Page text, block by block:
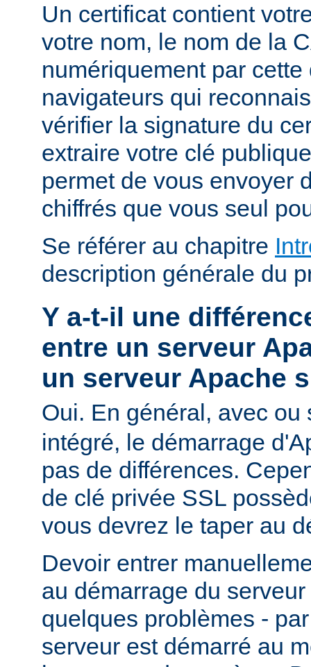
Un certificat contient
votre nom, le nom de la
numériquement par
navigateurs qui
vérifier la signature du
extraire votre clé
permet de vous envoyer
chiffrés que vous seul
Se référer au chapitre
description générale du
Y a-t-il une
entre un serveur
un serveur Apache
Oui. En général, avec
intégré, le démarrage
pas de différences.
de clé privée SSL
vous devrez le taper au
Devoir entrer
au démarrage du
quelques problèmes -
serveur est démarré au